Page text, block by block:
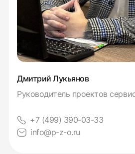
Дмитрий Лукьянов
Руководитель проектов
+7 (499) 390-03-33
info@p-z-o.ru